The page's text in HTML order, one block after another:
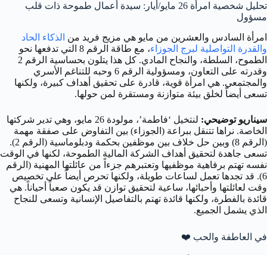
تحليل شخصية امرأة 26 مايو/أيار: سيدة أعمال طموحة ذات قلب
مسؤول
امرأة السادس والعشرين من مايو هي مزيج فريد من الذكاء الحاد
والقدرة التواصلية لبرج الجوزاء
، مع طاقة الرقم 8 التي تدفعها نحو
الطموح، السلطة، والنجاح المادي. كل هذا يتلون بحساسية الرقم 2
وقدرته على التعاون، ومسؤولية الرقم 6 وحبه للتناغم الأسري
والمجتمعي. هي امرأة قوية، قادرة على تحقيق أهداف كبيرة، ولكنها
تسعى أيضاً لخلق بيئة متوازنة ومستقرة لمن حولها.
سيناريو توضيحي:
لنتخيل ‘فاطمة’، مولودة 26 مايو، وهي تدير شركتها
الخاصة. نراها تتنقل ببراعة (الجوزاء) بين التفاوض على صفقة مهمة
(الرقم 8) وبين حل خلاف بين موظفين بحكمة ودبلوماسية (الرقم 2).
تسعى جاهدة لتحقيق أهداف الشركة المالية الطموحة، لكنها في الوقت
نفسه تهتم برفاهية موظفيها وتعتبرهم جزءاً من عائلتها المهنية (الرقم
6). قد تجدها تعمل لساعات طويلة، ولكنها تحرص أيضاً على تخصيص
وقت لعائلتها وأحبائها، ساعية لتحقيق توازن قد يكون صعباً أحياناً. هي
قائدة بالفطرة، ولكنها قائدة تهتم بالتفاصيل الإنسانية وتسعى للنجاح
الذي يشمل الجميع.
في العاطفة والحب ❤️